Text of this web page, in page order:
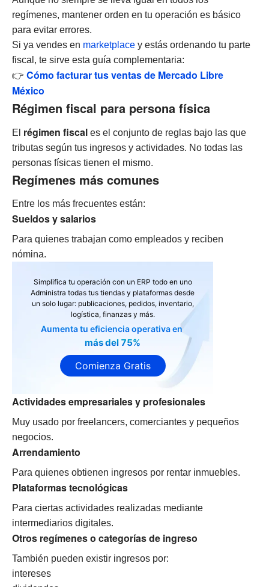
regímenes, mantener orden en tu operación es básico
para evitar errores.
Si ya vendes en marketplace y estás ordenando tu parte
fiscal, te sirve esta guía complementaria:
👉 Cómo facturar tus ventas de Mercado Libre
México
Régimen fiscal para persona física
El régimen fiscal es el conjunto de reglas bajo las que
tributas según tus ingresos y actividades. No todas las
personas físicas tienen el mismo.
Regímenes más comunes
Entre los más frecuentes están:
Sueldos y salarios
Para quienes trabajan como empleados y reciben
nómina.
Simplifica tu operación con un ERP todo en uno
Administra todas tus tiendas y plataformas desde
un solo lugar: publicaciones, pedidos, inventario,
logística, finanzas y más.
Aumenta tu eficiencia operativa en
más del 75%
Comienza Gratis
Actividades empresariales y profesionales
Muy usado por freelancers, comerciantes y pequeños
negocios.
Arrendamiento
Para quienes obtienen ingresos por rentar inmuebles.
Plataformas tecnológicas
Para ciertas actividades realizadas mediante
intermediarios digitales.
Otros regímenes o categorías de ingreso
También pueden existir ingresos por:
intereses